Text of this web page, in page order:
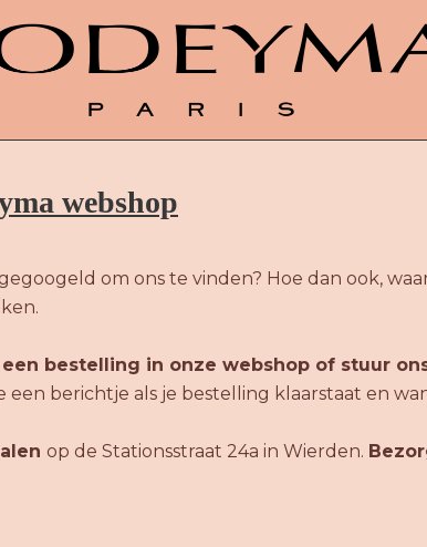
webshop
om ons te vinden? Hoe dan ook,
bestelling in onze webshop of stuur
een berichtje als je bestelling klaarstaat en
op de Stationsstraat 24a in Wierden.